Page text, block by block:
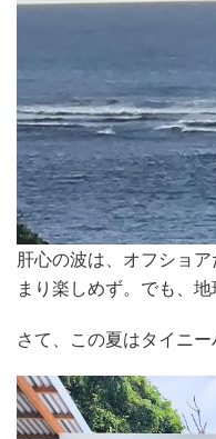
肝心の波は、オフショ
まり楽しめず。でも、地
さて、この夏はタイニー